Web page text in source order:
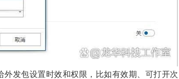
发包设置时效和权限，比如有效期、可打开次